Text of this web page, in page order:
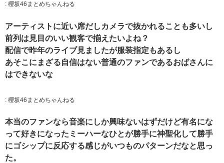
: 櫻坂46まとめちゃんねる
アーティストに近い席だしカメラで抜かれることも多いし
前列は見目のいい観客で揃えたいよね？
配信で昨年のライブ見ましたが服装指定もあるし
あそこにまざる自信はない普通のファンであるおばさんに
はできないな
: 櫻坂46まとめちゃんねる
本当のファンなら音楽にしか興味ないはずだけど有名にな
って好きになったミーハーなひとが勝手に神聖化して勝手
にゴシップに反応する感じがいつものパターンだなと思っ
た。